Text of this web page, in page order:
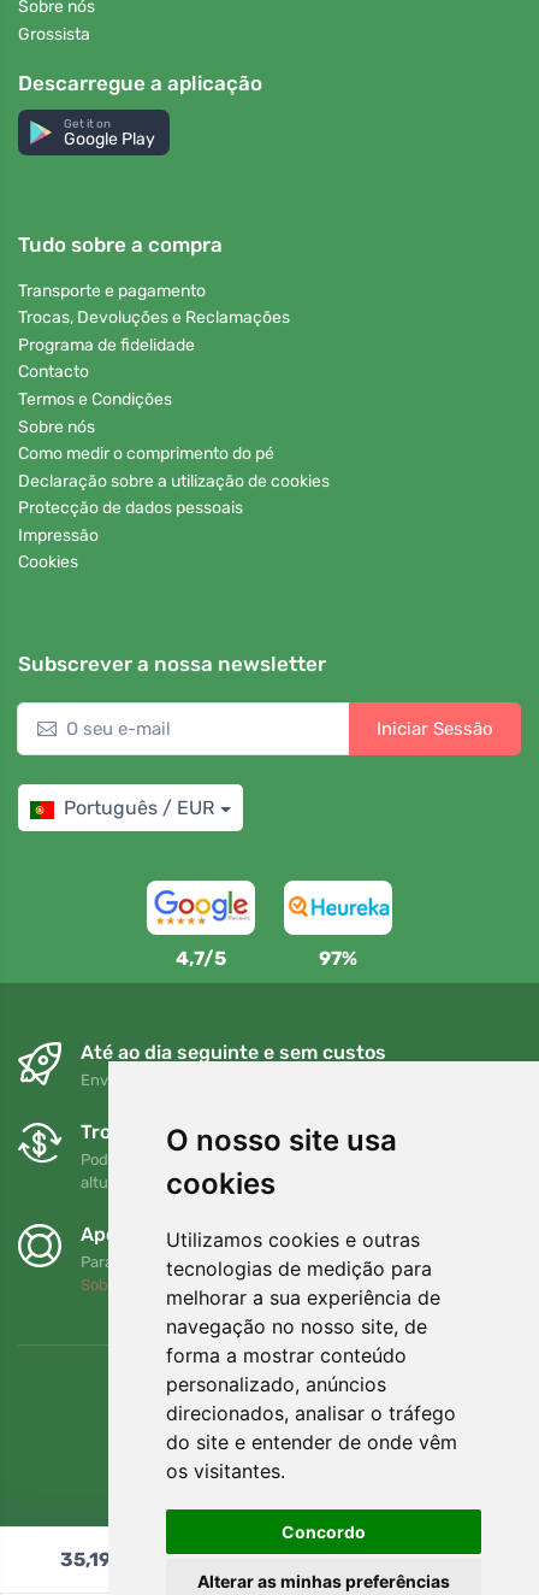
O nosso site usa
cookies
Utilizamos cookies e outras
tecnologias de medição para
melhorar a sua experiência de
navegação no nosso site, de
forma a mostrar conteúdo
personalizado, anúncios
direcionados, analisar o tráfego
do site e entender de onde vêm
os visitantes.
Concordo
Alterar as minhas preferências
Sobre nós
Grossista
Descarregue a aplicação
Get it on
Google Play
Tudo sobre a compra
Transporte e pagamento
Trocas, Devoluções e Reclamações
Programa de fidelidade
Contacto
Termos e Condições
Sobre nós
Como medir o comprimento do pé
Declaração sobre a utilização de cookies
Protecção de dados pessoais
Impressão
Cookies
Subscrever a nossa newsletter
Iniciar Sessão
Português / EUR
4,7/5 97%
Até ao dia seguinte e sem custos
Envio gratuito para encomendas superiores a 80 EUR
Trocas e devoluções gratuitas
Pode devolver ou trocar a sua encomenda em qualquer
altura no prazo de 90 dias
Apoiamos a Trees.org
Para cada encomenda plantamos uma árvore! Leia mais
Sobre nós
35,19 Adicionar ao carrinho